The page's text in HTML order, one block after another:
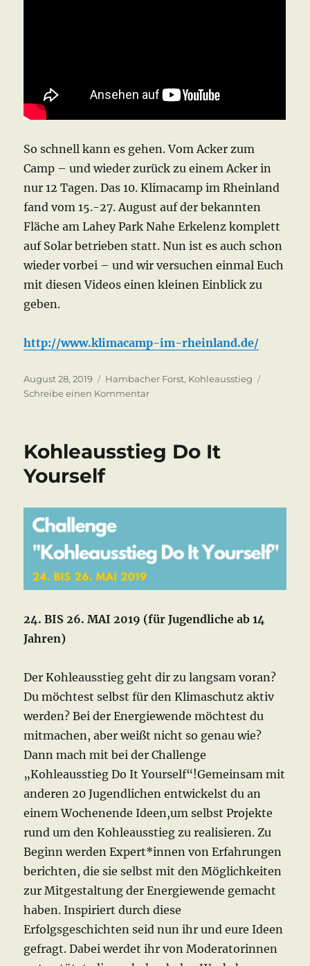
So schnell kann es gehen. Vom Acker zum
Camp – und wieder zurück zu einem Acker in
nur 12 Tagen. Das 10. Klimacamp im Rheinland
fand vom 15.-27. August auf der bekannten
Fläche am Lahey Park Nahe Erkelenz komplett
auf Solar betrieben statt. Nun ist es auch schon
wieder vorbei – und wir versuchen einmal Euch
mit diesen Videos einen kleinen Einblick zu
geben.
http://www.klimacamp-im-rheinland.de/
Veröffentlicht
am
August 28, 2019 Kategorien
Hambacher Forst, Kohleausstieg
Schreibe einen Kommentarzu
Kohleausstieg Do It
Yourself
24. BIS 26. MAI 2019 (für Jugendliche ab 14
Jahren)
Der Kohleausstieg geht dir zu langsam voran?
Du möchtest selbst für den Klimaschutz aktiv
werden? Bei der Energiewende möchtest du
mitmachen, aber weißt nicht so genau wie?
Dann mach mit bei der Challenge
„Kohleausstieg Do It Yourself“!Gemeinsam mit
anderen 20 Jugendlichen entwickelst du an
einem Wochenende Ideen,um selbst Projekte
rund um den Kohleausstieg zu realisieren. Zu
Beginn werden Expert*innen von Erfahrungen
berichten, die sie selbst mit den Möglichkeiten
zur Mitgestaltung der Energiewende gemacht
haben. Inspiriert durch diese
Erfolgsgeschichten seid nun ihr und eure Ideen
gefragt. Dabei werdet ihr von Moderatorinnen